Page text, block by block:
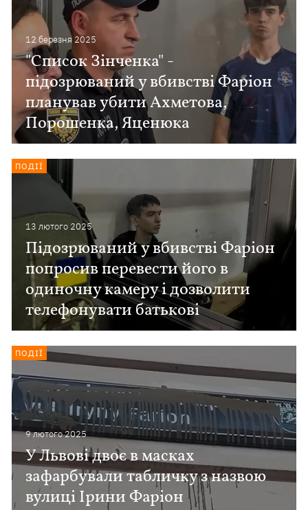
12 березня 2025
"Список Зінченка" -
підозрюваний у вбивстві Фаріон
планував убити Ахметова,
Порошенка, Яценюка
13 лютого 2025
Підозрюваний у вбивстві Фаріон
попросив перевести його в
одиночну камеру і дозволити
телефонувати батькові
ПОДІЇ
9 лютого 2025
У Львові двоє в масках
зафарбували табличку з назвою
вулиці Ірини Фаріон
ПОДІЇ